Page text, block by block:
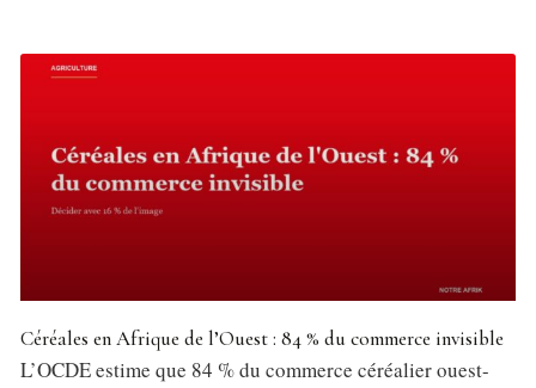
Céréales en Afrique de l’Ouest : 84 % du commerce invisible
L’OCDE estime que 84 % du commerce céréalier ouest-